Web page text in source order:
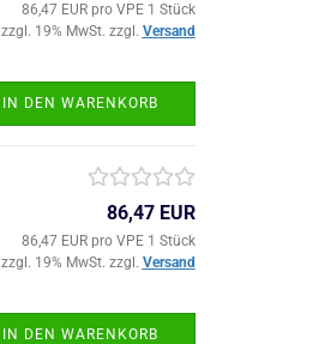
86,47 EUR pro VPE 1 Stück
zzgl. 19% MwSt. zzgl. Versand
IN DEN WARENKORB
86,47 EUR
86,47 EUR pro VPE 1 Stück
zzgl. 19% MwSt. zzgl. Versand
IN DEN WARENKORB